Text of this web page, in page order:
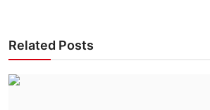
Related Posts